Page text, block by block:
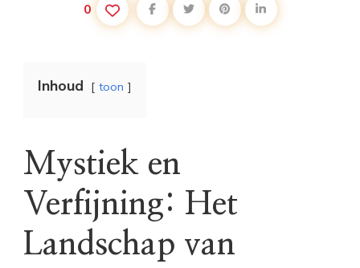
0
Inhoud toon
Mystiek en
Verfijning: Het
Landschap van